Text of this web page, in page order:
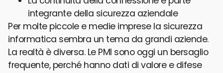
integrante della sicurezza aziendale
Per molte piccole e medie imprese la sicurezza
informatica sembra un tema da grandi aziende.
La realtà è diversa. Le PMI sono oggi un bersaglio
frequente, perché hanno dati di valore e difese